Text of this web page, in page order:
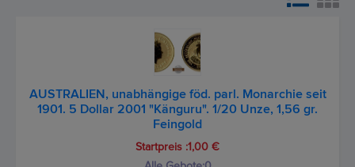
AUSTRALIEN, unabhängige föd. parl. Monarchie seit
1901. 5 Dollar 2001 "Känguru". 1/20 Unze, 1,56 gr.
Feingold
Startpreis :1,00 €